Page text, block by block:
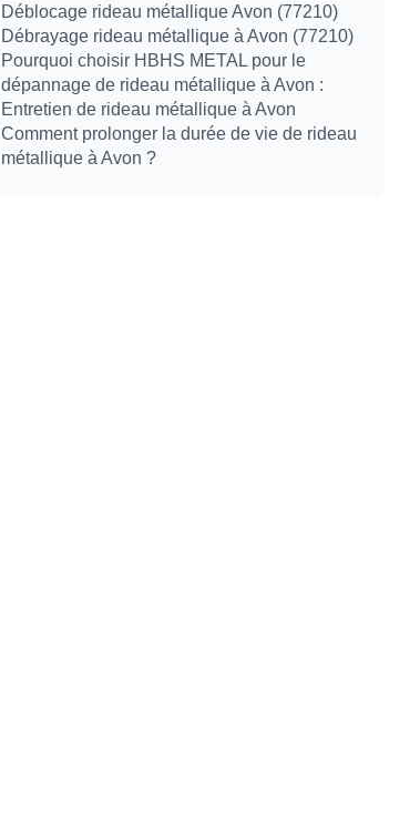
Déblocage rideau métallique Avon (77210)
Débrayage rideau métallique à Avon (77210)
Pourquoi choisir HBHS METAL pour le
dépannage de rideau métallique à Avon :
Entretien de rideau métallique à Avon
Comment prolonger la durée de vie de rideau
métallique à Avon ?